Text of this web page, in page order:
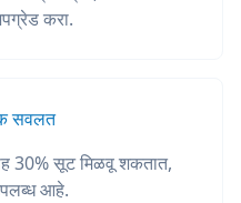
करा.
सवलत
30% सूट मिळवू शकतात,
आहे.